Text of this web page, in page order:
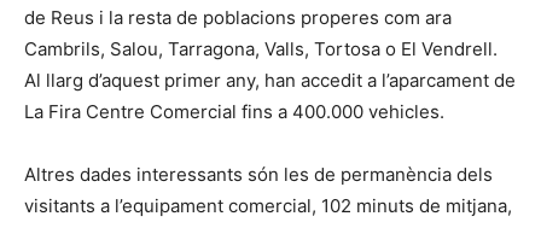
de Reus i la resta de poblacions properes com ara
Cambrils, Salou, Tarragona, Valls, Tortosa o El Vendrell.
Al llarg d’aquest primer any, han accedit a l’aparcament de
La Fira Centre Comercial fins a 400.000 vehicles.
Altres dades interessants són les de permanència dels
visitants a l’equipament comercial, 102 minuts de mitjana,